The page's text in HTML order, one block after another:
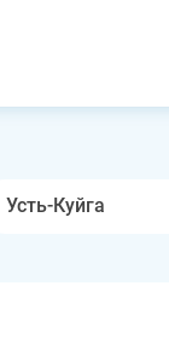
Усть-Куйга